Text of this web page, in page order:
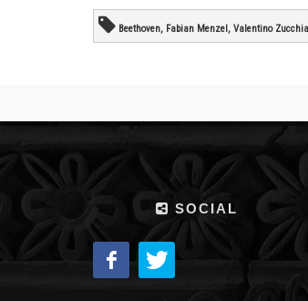
Beethoven, Fabian Menzel, Valentino
SOCIAL